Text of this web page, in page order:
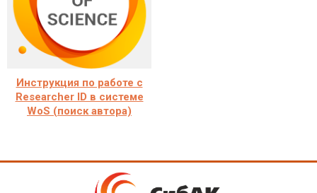
Инструкция по работе с
Researcher ID в системе
WoS (поиск автора)